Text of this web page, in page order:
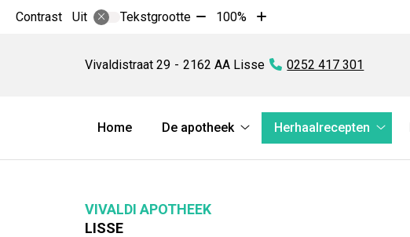
Contrast Uit Tekstgrootte Tekst
10%
100%
Tekst
10%
Vivaldistraat 29 2162 AA Lisse Tel:
0252 417 301
Hoofdmenu
Home
De apotheek
apotheek
Herhaalrecepten
VIVALDI APOTHEEK
LISSE